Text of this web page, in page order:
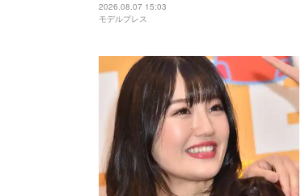
「アレンジのセンスが抜群」「こんが
り焼き色が最高」と反響
2026.08.07 15:03
モデルプレス